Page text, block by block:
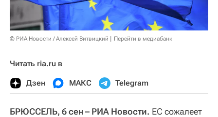
© РИА Новости / Алексей Витвицкий Перейти в медиабанк
Читать ria.ru в
Дзен МАКС Telegram
БРЮССЕЛЬ, 6 сен – РИА Новости. ЕС сожалеет